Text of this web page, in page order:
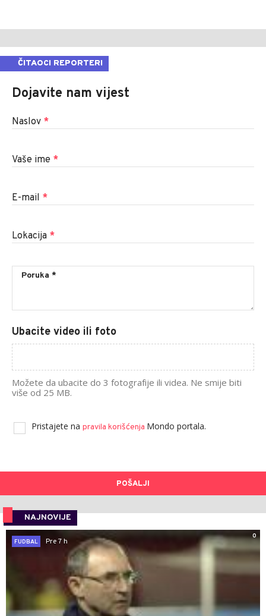
ČITAOCI REPORTERI
Dojavite nam vijest
Naslov *
Vaše ime *
E-mail *
Lokacija *
Ubacite video ili foto
Možete da ubacite do 3 fotografije ili videa. Ne smije biti
više od 25 MB.
Pristajete na pravila korišćenja Mondo portala.
POŠALJI
NAJNOVIJE
0
FUDBAL
Pre 7 h